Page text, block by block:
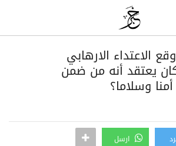
الاعتداء الارهابي
يعتقد أنه من ضمن
وسلاما؟
ارسل